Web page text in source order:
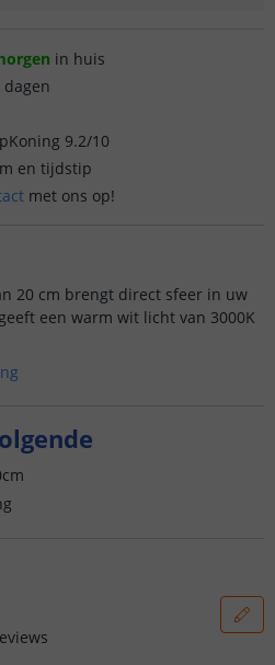
in huis
9.2/10
en tijdstip
met ons op!
20 cm brengt direct sfeer in uw
een warm wit licht van 3000K